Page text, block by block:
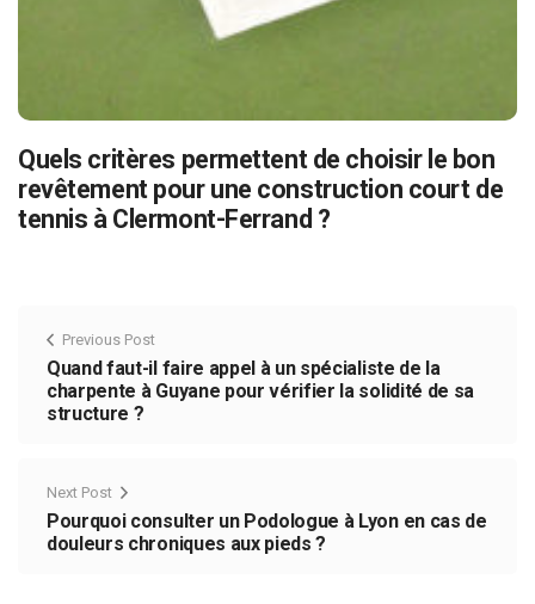
Quels critères permettent de choisir le bon
revêtement pour une construction court de
tennis à Clermont-Ferrand ?
Previous Post
Quand faut-il faire appel à un spécialiste de la
charpente à Guyane pour vérifier la solidité de sa
structure ?
Next Post
Pourquoi consulter un Podologue à Lyon en cas de
douleurs chroniques aux pieds ?